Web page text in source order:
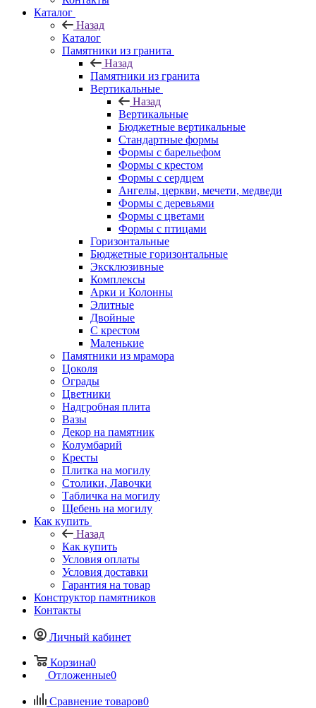
Каталог
Назад
Каталог
Памятники из гранита
Назад
Памятники из гранита
Вертикальные
Назад
Вертикальные
Бюджетные вертикальные
Стандартные формы
Формы с барельефом
Формы с крестом
Формы с сердцем
Ангелы, церкви, мечети, медведи
Формы с деревьями
Формы с цветами
Формы с птицами
Горизонтальные
Бюджетные горизонтальные
Эксклюзивные
Комплексы
Арки и Колонны
Элитные
Двойные
С крестом
Маленькие
Памятники из мрамора
Цоколя
Ограды
Цветники
Надгробная плита
Вазы
Декор на памятник
Колумбарий
Кресты
Плитка на могилу
Столики, Лавочки
Табличка на могилу
Щебень на могилу
Как купить
Назад
Как купить
Условия оплаты
Условия доставки
Гарантия на товар
Конструктор памятников
Контакты
Личный кабинет
Корзина0
Отложенные0
Сравнение товаров0